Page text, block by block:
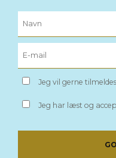
Jeg vil gerne
Jeg har læst og